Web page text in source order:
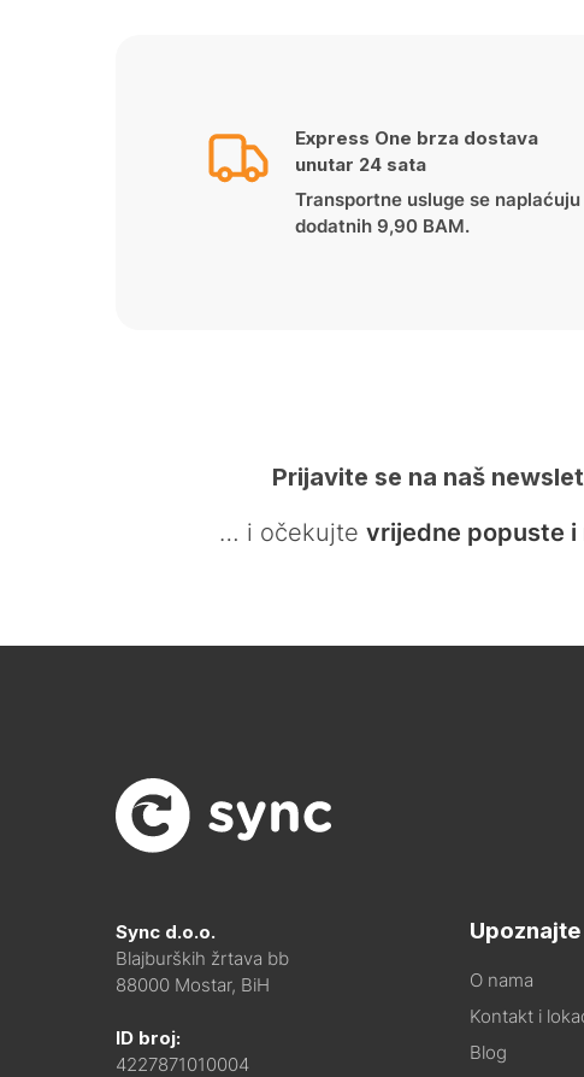
Express One brza dostava
unutar 24 sata
Transportne usluge se naplaćuju
dodatnih 9,90 BAM.
Prijavite se na naš
… i očekujte vrijedne popuste i
Sync d.o.o.
Blajburških žrtava bb
88000 Mostar, BiH
ID broj:
4227871010004
O nama
Kontakt i
Blog